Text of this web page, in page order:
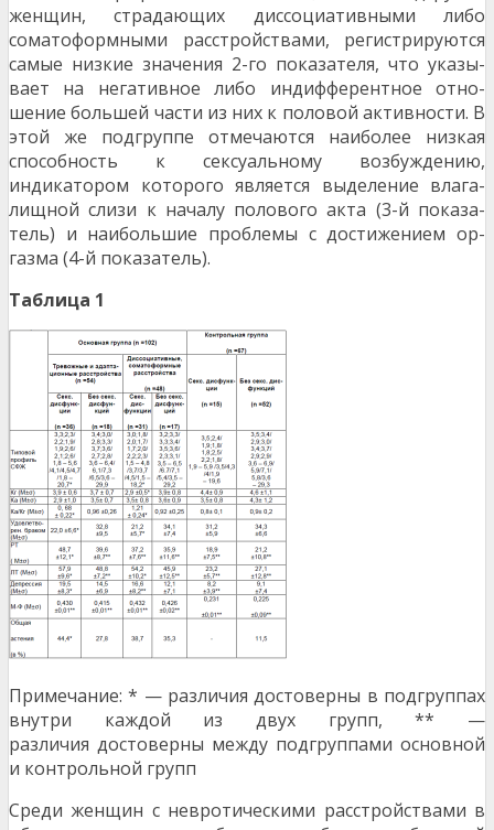
женщин, страдающих диссоциативными либо
соматоформными расстройствами, регистрируются
самые низкие значения 2-го показателя, что указы­
вает на негативное либо индифферентное отно­
шение большей части из них к половой активно­сти. В
этой же подгруппе отмечаются наиболее низкая
способность к сексуальному возбуждению,
индикатором которого является выделение влага­
лищной слизи к началу полового акта (3-й показа­
тель) и наибольшие проблемы с достижением ор­
газма (4-й показатель).
Таблица 1
Примечание: * — различия достоверны в подгруппах
внутри каждой из двух групп, ** —
различия достоверны между подгруппами основной
и контрольной групп
Среди женщин с невротическими рас­стройствами в